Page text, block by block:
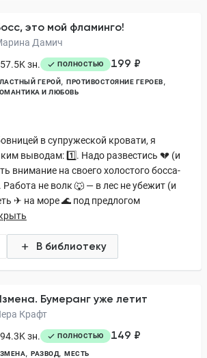
это мой фламинго!
Дамич
зн.
ПОЛНОСТЬЮ 199 ₽
ГЕРОЙ
ПРОТИВОСТОЯНИЕ ГЕРОЕВ
И ЛЮБОВЬ
в супружеской кровати, я
выводам: 1️⃣. Надо развестись 💔 (и
внимание на своего холостого босса-
Работа не волк 🐺 — в лес не убежит (и
✈ на море 🌊 под предлогом
В библиотеку
Бумеранг уже летит
Крафт
зн.
ПОЛНОСТЬЮ 149 ₽
РАЗВОД МЕСТЬ